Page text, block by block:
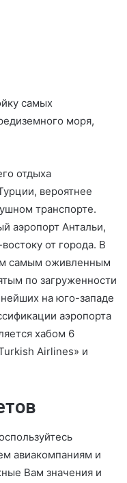
самых
моря,
отдыха
вероятнее
транспорте.
аэропорт Антальи,
от города. В
самым оживленным
по загруженности
на юго-западе
аэропорта
хабом 6
Airlines» и
авиакомпаниям и
Вам значения и